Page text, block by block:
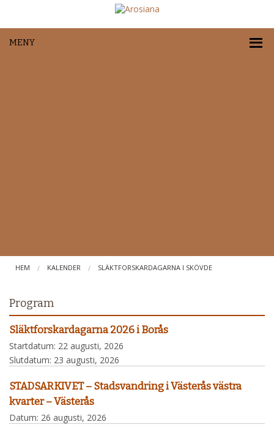
MENY
HEM KALENDER SLÄKTFORSKARDAGARNA I SKÖVDE
Program
Släktforskardagarna 2026 i Borås
Startdatum: 22 augusti, 2026
Slutdatum: 23 augusti, 2026
STADSARKIVET – Stadsvandring i Västerås västra
kvarter – Västerås
Datum: 26 augusti, 2026